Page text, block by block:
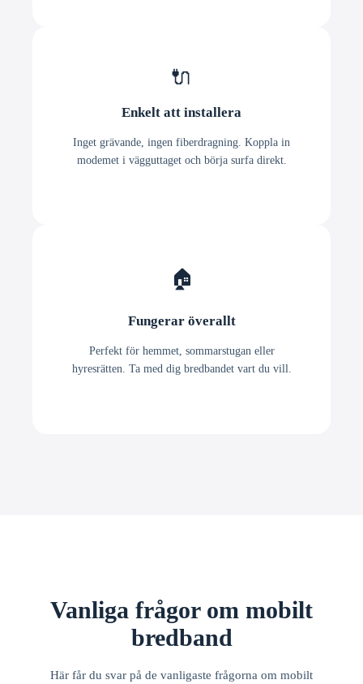
🔌
Enkelt att installera
Inget grävande, ingen fiberdragning. Koppla in
modemet i vägguttaget och börja surfa direkt.
🏠
Fungerar överallt
Perfekt för hemmet, sommarstugan eller
hyresrätten. Ta med dig bredbandet vart du vill.
Vanliga frågor om mobilt
bredband
Här får du svar på de vanligaste frågorna om mobilt